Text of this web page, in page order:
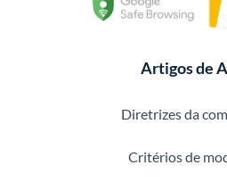
Artigos de
Diretrizes da
Critérios de